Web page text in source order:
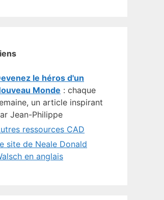
le héros d'un
Monde : chaque
un article inspirant
Jean-Philippe
ressources CAD
site de Neale Donald
en anglais